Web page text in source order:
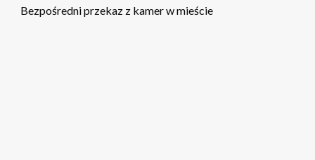
Bezpośredni przekaz z kamer w mieście